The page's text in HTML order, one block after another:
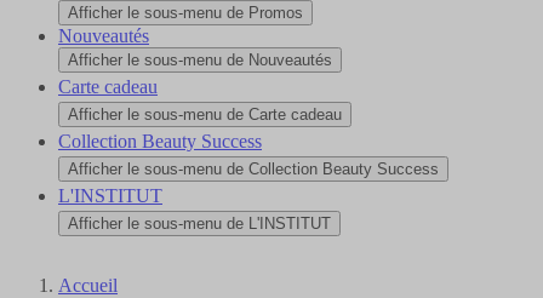
Afficher le sous-menu de Promos
Nouveautés
Afficher le sous-menu de Nouveautés
Carte cadeau
Afficher le sous-menu de Carte cadeau
Collection Beauty Success
Afficher le sous-menu de Collection Beauty Success
L'INSTITUT
Afficher le sous-menu de L'INSTITUT
Accueil